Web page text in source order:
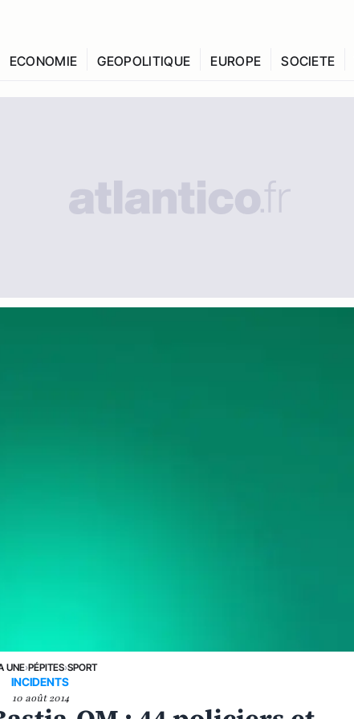
ECONOMIE GEOPOLITIQUE EUROPE SOCIETE
UNE›PÉPITES›SPORT
INCIDENTS
10 août 2014